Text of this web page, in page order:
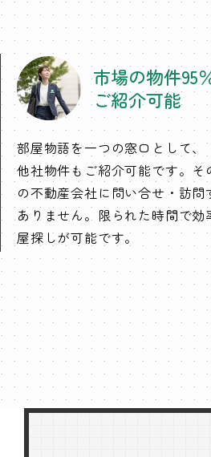
市場の物件95
ご紹介可能
部屋物語を一つの窓口として、
他社物件もご紹介可能です。そ
の不動産会社に問い合せ・訪問
ありません。限られた時間で効
屋探しが可能です。